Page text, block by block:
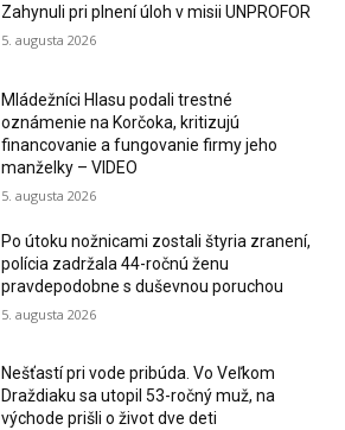
Zahynuli pri plnení úloh v misii UNPROFOR
5. augusta 2026
Mládežníci Hlasu podali trestné
oznámenie na Korčoka, kritizujú
financovanie a fungovanie firmy jeho
manželky – VIDEO
5. augusta 2026
Po útoku nožnicami zostali štyria zranení,
polícia zadržala 44-ročnú ženu
pravdepodobne s duševnou poruchou
5. augusta 2026
Nešťastí pri vode pribúda. Vo Veľkom
Draždiaku sa utopil 53-ročný muž, na
východe prišli o život dve deti